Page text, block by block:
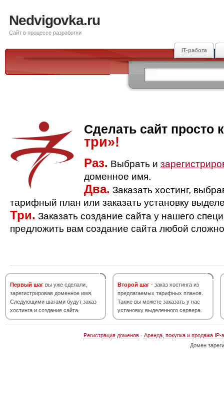
Nedvigovka.ru
Сайт в процессе разработки
IT-работа
Сделать сайт просто
три»!
Раз. Выбрать и
доменное имя.
Два. Заказать хостинг,
тарифный план или заказать установку
Три. Заказать создание сайта у нашего
предложить вам создание сайта любой
Первый шаг вы уже сделали,
зарегистрировав доменное имя.
Следующими шагами будут заказ
хостинга и создание сайта.
Второй шаг - заказ хостинга из
предлагаемых тарифных планов.
Также вы можете заказать у нас
установку выделенного сервера.
Регистрация доменов· Аренда, покупка и продажа IP-
Домен